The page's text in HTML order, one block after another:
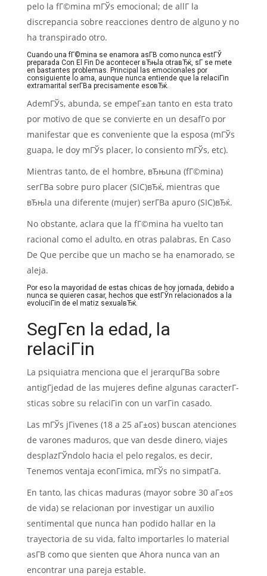
pelo la fГ©mina mГЎs emocional; de allГ­ la
discrepancia sobre reacciones dentro de alguno y no
ha transpirado otro.
Cuando una fГ©mina se enamora asГ­В­ como nunca estГЎ
preparada Con El Fin De acontecer вЂњla otraвЂќ, sГ­ se mete
en bastantes problemas. Principal las emocionales por
consiguiente lo ama, aunque nunca entiende que la relaciГіn
extramarital serГ­В­a precisamente esoвЂќ.
AdemГЎs, abunda, se empeГ±an tanto en esta trato
por motivo de que se convierte en un desafГ­o por
manifestar que es conveniente que la esposa (mГЎs
guapa, le doy mГЎs placer, lo consiento mГЎs, etc).
Mientras tanto, de el hombre, вЂњuna (fГ©mina)
serГ­В­a sobre puro placer (SIC)вЂќ, mientras que
вЂњla una diferente (mujer) serГ­В­a apuro (SIC)вЂќ.
No obstante, aclara que la fГ©mina ha vuelto tan
racional como el adulto, en otras palabras, En Caso
De Que percibe que un macho se ha enamorado, se
aleja.
Por eso la mayoridad de estas chicas de hoy jornada, debido a
nunca se quieren casar, hechos que estГЎn relacionados a la
evoluciГіn de el matiz sexualвЂќ.
SegГєn la edad, la
relaciГіn
La psiquiatra menciona que el jerarquГ­В­a sobre
antigГјedad de las mujeres define algunas caracterГ­
sticas sobre su relaciГіn con un varГіn casado.
Las mГЎs jГіvenes (18 a 25 aГ±os) buscan atenciones
de varones maduros, que van desde dinero, viajes
desplazГЎndolo hacia el pelo regalos, es decir,
Tenemos ventaja econГіmica, mГЎs no simpatГ­a.
En tanto, las chicas maduras (mayor sobre 30 aГ±os
de vida) se relacionan por investigar un auxilio
sentimental que nunca han podido hallar en la
trayectoria de su vida, falto importarles lo material
asГ­В­ como que sienten que Ahora nunca van an
encontrar una pareja estable.